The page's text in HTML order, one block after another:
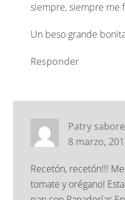
siempre, siempre me
Un beso grande
Responder
Patry
8 marzo,
Recetón, recetón!!!
tomate y orégano!